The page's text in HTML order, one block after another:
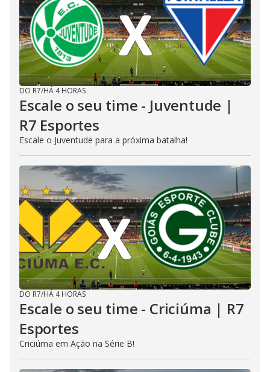
DO R7/HÁ 4 HORAS
Escale o seu time - Juventude |
R7 Esportes
Escale o Juventude para a próxima batalha!
DO R7/HÁ 4 HORAS
Escale o seu time - Criciúma | R7
Esportes
Criciúma em Ação na Série B!